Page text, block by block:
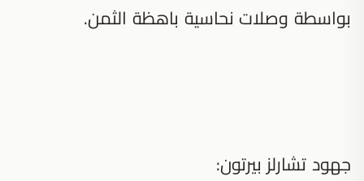
بواسطة وصلات نحاسية باهظة الثمن.
جهود تشارلز بيرتون: